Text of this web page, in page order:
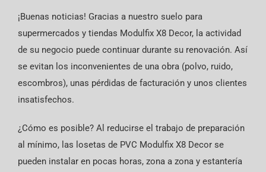
¡Buenas noticias! Gracias a nuestro suelo para
supermercados y tiendas Modulfix X8 Decor, la actividad
de su negocio puede continuar durante su renovación. Así
se evitan los inconvenientes de una obra (polvo, ruido,
escombros), unas pérdidas de facturación y unos clientes
insatisfechos.
¿Cómo es posible? Al reducirse el trabajo de preparación
al mínimo, las losetas de PVC Modulfix X8 Decor se
pueden instalar en pocas horas, zona a zona y estantería